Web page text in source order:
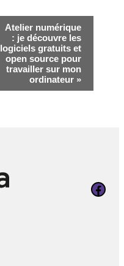
Atelier numérique
: je découvre les
logiciels gratuits et
open source pour
travailler sur mon
ordinateur »
Page